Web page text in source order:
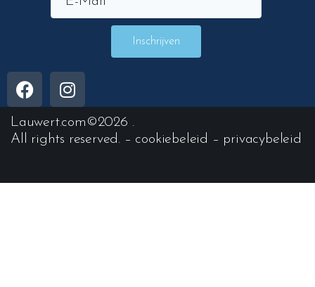
Inschrijven
Lauwert.com ©2026 .
All rights reserved. – cookiebeleid – privacybeleid